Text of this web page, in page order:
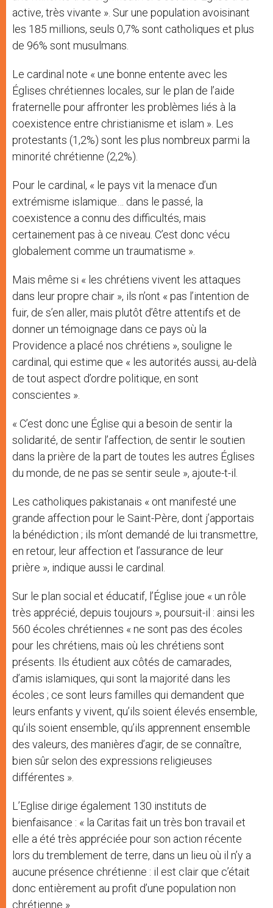
active, très vivante ». Sur une population avoisinant
les 185 millions, seuls 0,7% sont catholiques et plus
de 96% sont musulmans.
Le cardinal note « une bonne entente avec les
Églises chrétiennes locales, sur le plan de l’aide
fraternelle pour affronter les problèmes liés à la
coexistence entre christianisme et islam ». Les
protestants (1,2%) sont les plus nombreux parmi la
minorité chrétienne (2,2%).
Pour le cardinal, « le pays vit la menace d’un
extrémisme islamique… dans le passé, la
coexistence a connu des difficultés, mais
certainement pas à ce niveau. C’est donc vécu
globalement comme un traumatisme ».
Mais même si « les chrétiens vivent les attaques
dans leur propre chair », ils n’ont « pas l’intention de
fuir, de s’en aller, mais plutôt d’être attentifs et de
donner un témoignage dans ce pays où la
Providence a placé nos chrétiens », souligne le
cardinal, qui estime que « les autorités aussi, au-delà
de tout aspect d’ordre politique, en sont
conscientes ».
« C’est donc une Église qui a besoin de sentir la
solidarité, de sentir l’affection, de sentir le soutien
dans la prière de la part de toutes les autres Églises
du monde, de ne pas se sentir seule », ajoute-t-il.
Les catholiques pakistanais « ont manifesté une
grande affection pour le Saint-Père, dont j’apportais
la bénédiction ; ils m’ont demandé de lui transmettre,
en retour, leur affection et l’assurance de leur
prière », indique aussi le cardinal.
Sur le plan social et éducatif, l’Église joue « un rôle
très apprécié, depuis toujours », poursuit-il : ainsi les
560 écoles chrétiennes « ne sont pas des écoles
pour les chrétiens, mais où les chrétiens sont
présents. Ils étudient aux côtés de camarades,
d’amis islamiques, qui sont la majorité dans les
écoles ; ce sont leurs familles qui demandent que
leurs enfants y vivent, qu’ils soient élevés ensemble,
qu’ils soient ensemble, qu’ils apprennent ensemble
des valeurs, des manières d’agir, de se connaître,
bien sûr selon des expressions religieuses
différentes ».
L’Eglise dirige également 130 instituts de
bienfaisance : « la Caritas fait un très bon travail et
elle a été très appréciée pour son action récente
lors du tremblement de terre, dans un lieu où il n’y a
aucune présence chrétienne : il est clair que c’était
donc entièrement au profit d’une population non
chrétienne ».